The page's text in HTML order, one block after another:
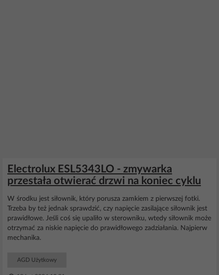
Electrolux ESL5343LO - zmywarka
przestała otwierać drzwi na koniec cyklu
W środku jest siłownik, który porusza zamkiem z pierwszej fotki.
Trzeba by też jednak sprawdzić, czy napięcie zasilające siłownik jest
prawidłowe. Jeśli coś się upaliło w sterowniku, wtedy siłownik może
otrzymać za niskie napięcie do prawidłowego zadziałania. Najpierw
mechanika.
AGD Użytkowy